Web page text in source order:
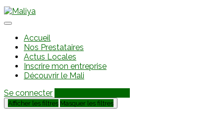
Accueil
Nos Prestataires
Actus Locales
Inscrire mon entreprise
Découvrir le Mali
Se connecter
Afficher les filtres Masquer les filtres